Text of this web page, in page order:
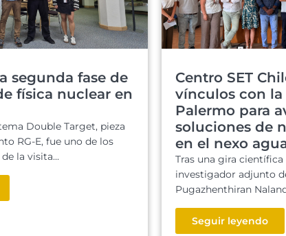
segunda fase de
física nuclear en
Double Target, pieza
RG-E, fue uno de los
la visita...
Centro SET
vínculos con
Palermo para
soluciones de
en el nexo
Tras una gira
investigador adjunto
Pugazhenthiran
Seguir leyendo